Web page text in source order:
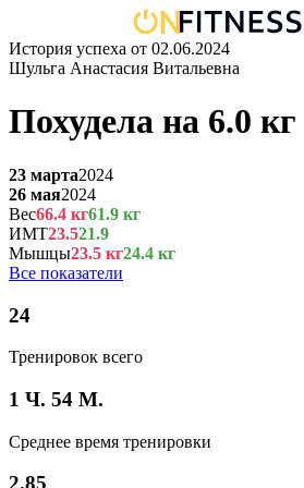
История успеха от 02.06.2024
Шульга Анастасия Витальевна
Похудела на 6.0 кг
23 марта2024
26 мая2024
Вес66.4 кг61.9 кг
ИМТ23.521.9
Мышцы23.5 кг24.4 кг
Все показатели
24
Тренировок всего
1 Ч. 54 М.
Среднее время тренировки